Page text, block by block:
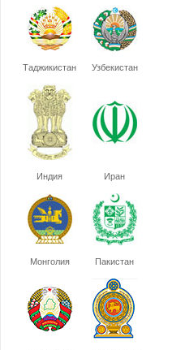
Таджикистан Узбекистан
Индия Иран
Монголия Пакистан